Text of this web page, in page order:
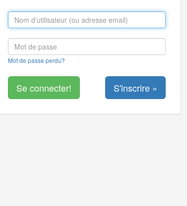
Mot de passe perdu?
S'inscrire »